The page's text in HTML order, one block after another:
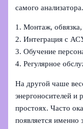
самого
1. Монтаж,
2. Интеграция с
3. Обучение
4. Регулярное
На другой чаше
энергоносителей и
простоях. Часто
появляется именно